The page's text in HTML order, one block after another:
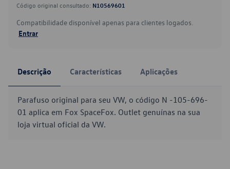
Código original consultado: N10569601
Compatibilidade disponível apenas para clientes logados.
Entrar
Descrição Características Aplicações
Parafuso original para seu VW, o código N -105-696-
01 aplica em Fox SpaceFox. Outlet genuínas na sua
loja virtual oficial da VW.